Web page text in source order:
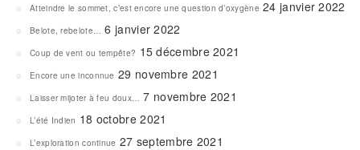
Atteindre le sommet, c’est encore une question d’oxygène 24 janvier 2022
Belote, rebelote… 6 janvier 2022
Coup de vent ou tempête? 15 décembre 2021
Encore une inconnue 29 novembre 2021
Laisser mijoter à feu doux… 7 novembre 2021
L’été Indien 18 octobre 2021
L’exploration continue 27 septembre 2021